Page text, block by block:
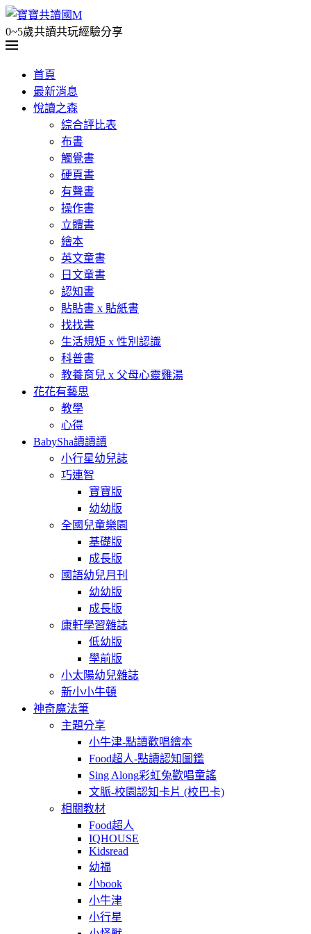
0~5歲共讀共玩經驗分享
首頁
最新消息
悅讀之森
綜合評比表
布書
觸覺書
硬頁書
有聲書
操作書
立體書
繪本
英文童書
日文童書
認知書
貼貼書 x 貼紙書
找找書
生活規矩 x 性別認識
科普書
教養育兒 x 父母心靈雞湯
花花有藝思
教學
心得
BabySha讀讀讀
小行星幼兒誌
巧連智
寶寶版
幼幼版
全國兒童樂園
基礎版
成長版
國語幼兒月刊
幼幼版
成長版
康軒學習雜誌
低幼版
學前版
小太陽幼兒雜誌
新小小牛頓
神奇魔法筆
主題分享
小牛津-點讀歡唱繪本
Food超人-點讀認知圖鑑
Sing Along彩虹兔歡唱童謠
文脈-校園認知卡片 (校巴卡)
相關教材
Food超人
IQHOUSE
Kidsread
幼福
小book
小牛津
小行星